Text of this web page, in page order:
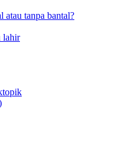
atau tanpa bantal?
lahir